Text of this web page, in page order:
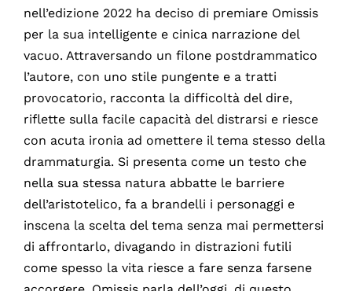
nell’edizione 2022 ha deciso di premiare Omissis
per la sua intelligente e cinica narrazione del
vacuo. Attraversando un filone postdrammatico
l’autore, con uno stile pungente e a tratti
provocatorio, racconta la difficoltà del dire,
riflette sulla facile capacità del distrarsi e riesce
con acuta ironia ad omettere il tema stesso della
drammaturgia. Si presenta come un testo che
nella sua stessa natura abbatte le barriere
dell’aristotelico, fa a brandelli i personaggi e
inscena la scelta del tema senza mai permettersi
di affrontarlo, divagando in distrazioni futili
come spesso la vita riesce a fare senza farsene